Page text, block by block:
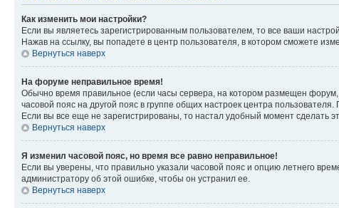
Как изменить мои настройки?
Если вы являетесь зарегистрированным пользователем, то все ваши
Нажав на ссылку, вы попадете в центр пользователя, в котором сможете
Вернуться наверх
На форуме неправильное время!
Обычно время правильное (если часы сервера, на котором размещен
часовой пояс на другой пояс в группе общих настроек центра
Если вы все еще не зарегистрированы, то настал удобный момент сделать
Вернуться наверх
Я изменил часовой пояс, но время все равно неправильное!
Если вы уверены, что правильно указали часовой пояс и опцию летнего
администратору об этой ошибке, чтобы он устранил ее.
Вернуться наверх